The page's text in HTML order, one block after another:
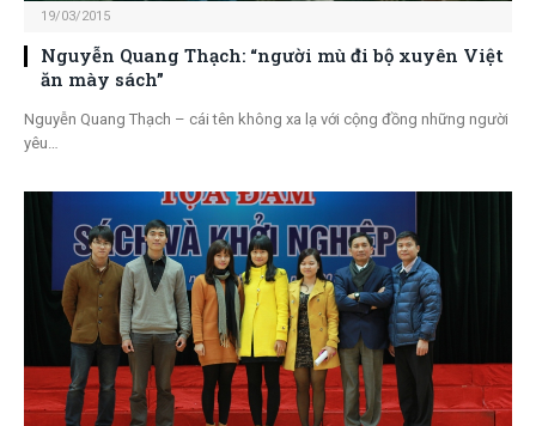
19/03/2015
Nguyễn Quang Thạch: “người mù đi bộ xuyên Việt
ăn mày sách”
Nguyễn Quang Thạch – cái tên không xa lạ với cộng đồng những người
yêu…